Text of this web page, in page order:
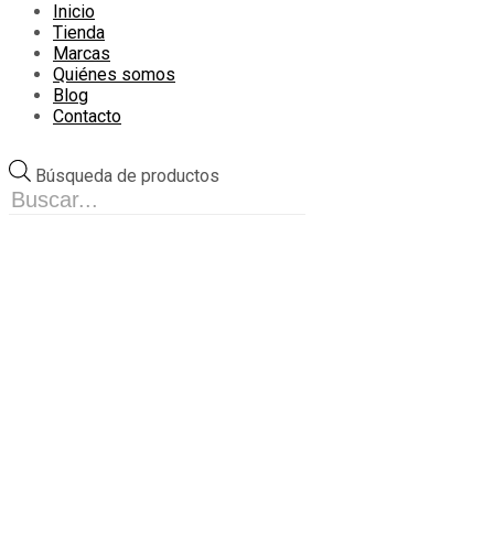
Inicio
Tienda
Marcas
Quiénes somos
Blog
Contacto
Búsqueda de productos